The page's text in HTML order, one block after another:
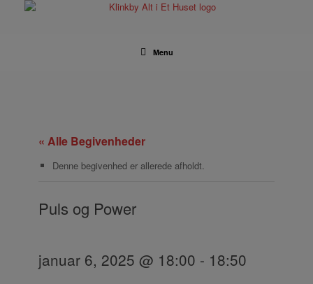
Menu
« Alle Begivenheder
Denne begivenhed er allerede afholdt.
Puls og Power
januar 6, 2025 @ 18:00 - 18:50